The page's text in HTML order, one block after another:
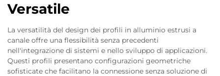
Versatile
La versatilità del design dei profili in alluminio estrusi a
canale offre una flessibilità senza precedenti
nell'integrazione di sistemi e nello sviluppo di applicazioni.
Questi profili presentano configurazioni geometriche
sofisticate che facilitano la connessione senza soluzione di